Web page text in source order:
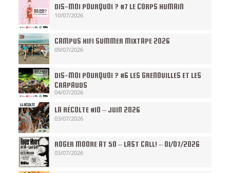
DIS-MOI POURQUOI ? #7 LE CORPS HUMAIN
10/07/2026
CAMPUS HIFI SUMMER MIXTAPE 2026
09/07/2026
DIS-MOI POURQUOI ? #6 LES GRENOUILLES ET LES
CRAPAUDS
04/07/2026
LA RÉCOLTE #10 – JUIN 2026
03/07/2026
ROGER MOORE AT 50 – LAST CALL! – 01/07/2026
03/07/2026